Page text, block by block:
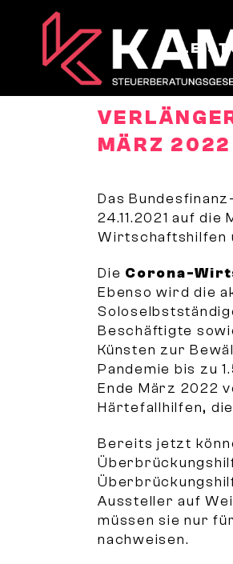
MÄRZ 2022
Das
24.11.2021 auf
Wirtschaftshilfen
Die Corona-
Ebenso wird die
Beschäftigte
Künsten zur
Pandemie bis zu
Ende März 2022
Härtefallhilfen,
Bereits jetzt
Aussteller auf
müssen sie nur
nachweisen.